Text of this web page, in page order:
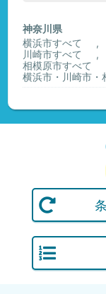
神奈川県
横浜市すべて
川崎市すべて
相模原市すべて
横浜市・川崎市・